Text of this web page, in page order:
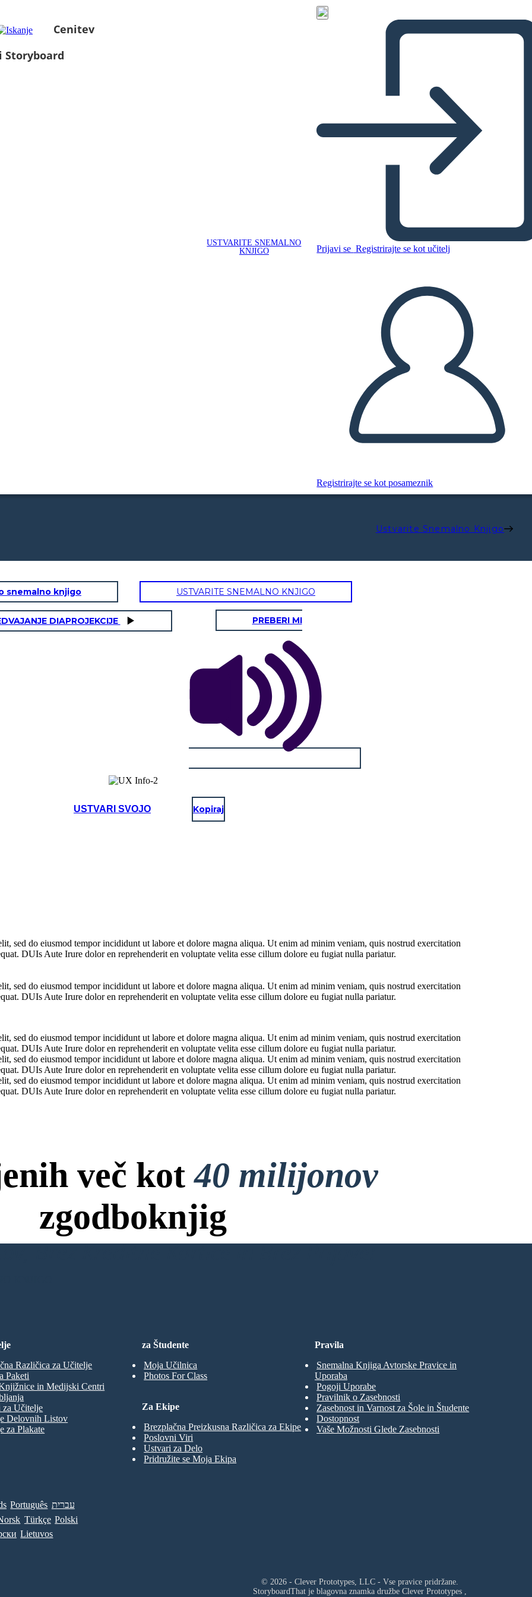
Cenitev
Storyboard
USTVARITE SNEMALNO
KNJIGO
Prijavi se Registrirajte se kot učitelj
Registrirajte se kot posameznik
Ustvarite Snemalno Knjigo
snemalno knjigo USTVARITE SNEMALNO KNJIGO
DIAPROJEKCIJE PREBERI MI
USTVARI SVOJO Kopiraj
sed do eiusmod tempor incididunt ut labore et dolore magna aliqua. Ut enim ad minim veniam, quis nostrud exercitation
DUIs Aute Irure dolor en reprehenderit en voluptate velita esse cillum dolore eu fugiat nulla pariatur.
sed do eiusmod tempor incididunt ut labore et dolore magna aliqua. Ut enim ad minim veniam, quis nostrud exercitation
DUIs Aute Irure dolor en reprehenderit en voluptate velita esse cillum dolore eu fugiat nulla pariatur.
sed do eiusmod tempor incididunt ut labore et dolore magna aliqua. Ut enim ad minim veniam, quis nostrud exercitation
DUIs Aute Irure dolor en reprehenderit en voluptate velita esse cillum dolore eu fugiat nulla pariatur.
sed do eiusmod tempor incididunt ut labore et dolore magna aliqua. Ut enim ad minim veniam, quis nostrud exercitation
DUIs Aute Irure dolor en reprehenderit en voluptate velita esse cillum dolore eu fugiat nulla pariatur.
sed do eiusmod tempor incididunt ut labore et dolore magna aliqua. Ut enim ad minim veniam, quis nostrud exercitation
DUIs Aute Irure dolor en reprehenderit en voluptate velita esse cillum dolore eu fugiat nulla pariatur.
več kot40 milijonov
zgodboknjig
Brez Kreditne Kartice in Brez Prijave!
za Študente
Moja Učilnica
Photos For Class
Različica za Učitelje
Paketi
in Medijski Centri
Učitelje
Delovnih Listov
za Plakate
Za Ekipe
Brezplačna Preizkusna Različica za Ekipe
Poslovni Viri
Ustvari za Delo
Pridružite se Moja Ekipa
Pravila
Snemalna Knjiga Avtorske Pravice in
Uporaba
Pogoji Uporabe
Pravilnik o Zasebnosti
Zasebnost in Varnost za Šole in Študente
Dostopnost
Vaše Možnosti Glede Zasebnosti
Português עברית
Türkçe Polski
Lietuvos
© 2026 - Clever Prototypes, LLC - Vse pravice pridržane.
StoryboardThat je blagovna znamka družbe Clever Prototypes ,